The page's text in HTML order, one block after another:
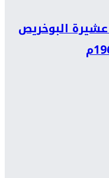
البوخريص